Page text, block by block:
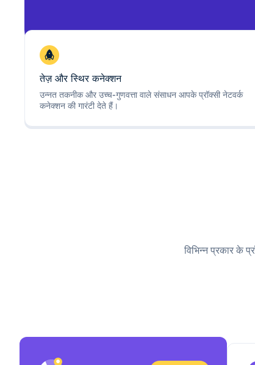
तेज़ और स्थिर कनेक्शन
उन्नत तकनीक और उच्च-गुणवत्ता वाले संसाधन आपके प्रॉक्सी नेटवर्क
कनेक्शन की गारंटी देते हैं।
विभिन्न प्रकार के